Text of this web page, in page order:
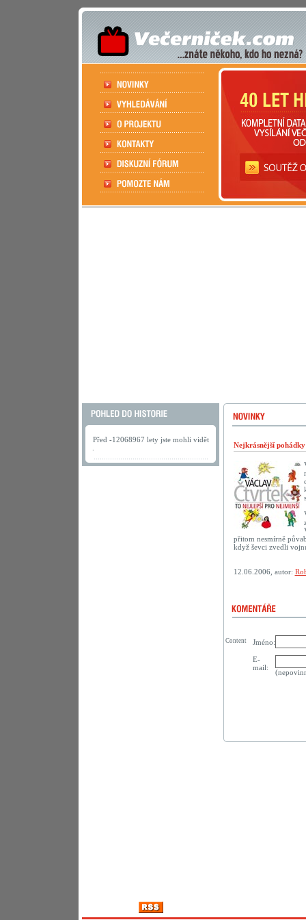
Před -12068967 lety jste mohli vidět
Nejkrásnější
přitom nesmírně
když ševci zvedli
12.06.2006, autor:
Jméno:
E-
mail:
Content